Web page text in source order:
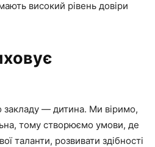
високий рівень довіри
закладу — дитина. Ми віримо,
тому створюємо умови, де
таланти, розвивати здібності